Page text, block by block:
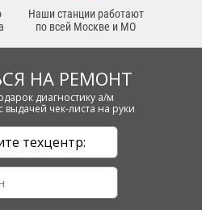
Наши станции работают
по всей Москве и МО
НА РЕМОНТ
диагностику а/м
чек-листа на руки